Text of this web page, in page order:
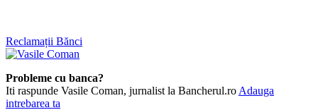
Skip
to
Reclamații Bănci
Probleme cu banca?
Iti raspunde Vasile Coman, jurnalist la Bancherul.ro Adauga
intrebarea ta